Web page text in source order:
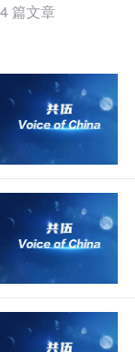
4 篇文章